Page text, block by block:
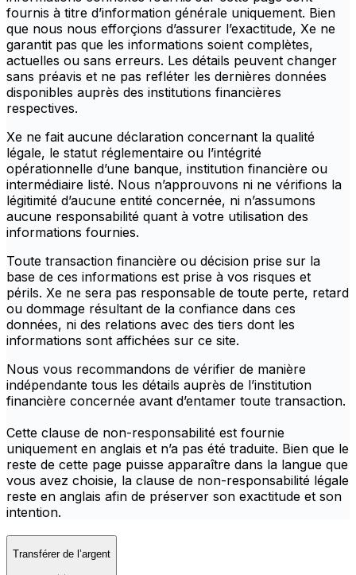
fournis à titre d’information générale uniquement. Bien
que nous nous efforçions d’assurer l’exactitude, Xe ne
garantit pas que les informations soient complètes,
actuelles ou sans erreurs. Les détails peuvent changer
sans préavis et ne pas refléter les dernières données
disponibles auprès des institutions financières
respectives.
Xe ne fait aucune déclaration concernant la qualité
légale, le statut réglementaire ou l’intégrité
opérationnelle d’une banque, institution financière ou
intermédiaire listé. Nous n’approuvons ni ne vérifions la
légitimité d’aucune entité concernée, ni n’assumons
aucune responsabilité quant à votre utilisation des
informations fournies.
Toute transaction financière ou décision prise sur la
base de ces informations est prise à vos risques et
périls. Xe ne sera pas responsable de toute perte, retard
ou dommage résultant de la confiance dans ces
données, ni des relations avec des tiers dont les
informations sont affichées sur ce site.
Nous vous recommandons de vérifier de manière
indépendante tous les détails auprès de l’institution
financière concernée avant d’entamer toute transaction.
Cette clause de non-responsabilité est fournie
uniquement en anglais et n’a pas été traduite. Bien que le
reste de cette page puisse apparaître dans la langue que
vous avez choisie, la clause de non-responsabilité légale
reste en anglais afin de préserver son exactitude et son
intention.
Transférer de l’argent